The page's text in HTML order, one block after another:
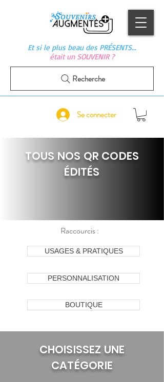
Et si le plus beau des PRÉSENTS…
était un SOUVENIR ?
Se connecter
Recherche
TOUS NOS QR CODES
ÉDITÉS
Raccourcis :
USAGES & PRATIQUES
PERSONNALISATION
BOUTIQUE
CHOISISSEZ UNE
CATÉGORIE